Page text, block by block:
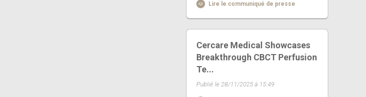
Lire le communiqué de presse
Cercare Medical Showcases
Breakthrough CBCT Perfusion
Te...
Publié le 28/11/2025 à 15:49